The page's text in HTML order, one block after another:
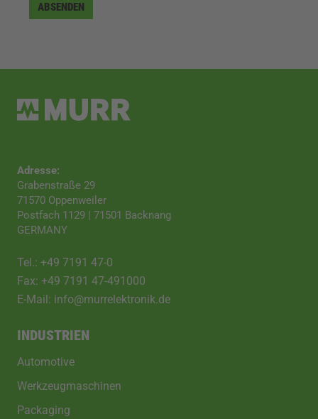
ABSENDEN
Adresse:
Grabenstraße 29
71570 Oppenweiler
Postfach 1129 | 71501 Backnang
GERMANY
Tel.: +49 7191 47-0
Fax: +49 7191 47-491000
E-Mail: info@murrelektronik.de
INDUSTRIEN
Automotive
Werkzeugmaschinen
Packaging